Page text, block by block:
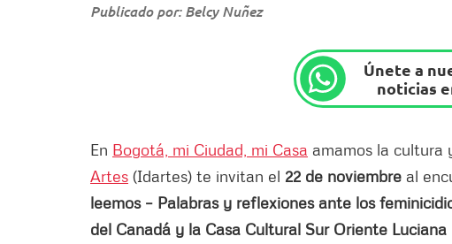
Publicado por: Belcy Nuñez
Únete a
noticias
En Bogotá, mi Ciudad, mi Casa amamos la cultura
Artes (Idartes) te invitan el 22 de noviembre al
leemos – Palabras y reflexiones ante los
del Canadá y la Casa Cultural Sur Oriente Luciana